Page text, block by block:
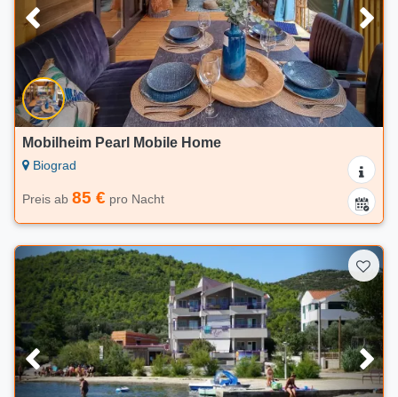
Mobilheim Pearl Mobile Home
Biograd
Preis ab 85 € pro Nacht